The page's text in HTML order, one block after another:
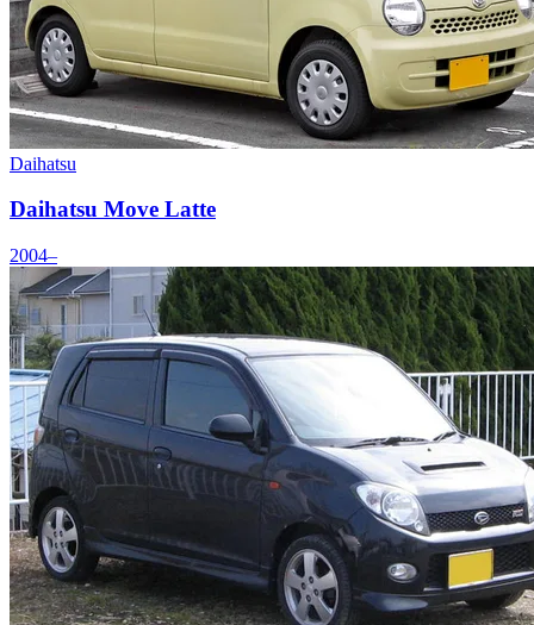
Daihatsu
Daihatsu Move Latte
2004–